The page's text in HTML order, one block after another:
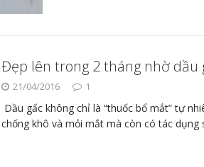
Đẹp lên trong 2 tháng nhờ dầu
21/04/2016 1
Dầu gấc không chỉ là “thuốc bổ mắt” tự
chống khô và mỏi mắt mà còn có tác dụng